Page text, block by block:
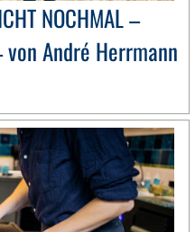
NOCHMAL –
André Herrmann